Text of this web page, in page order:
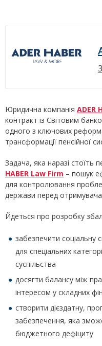
Юридична компанія ADER
контракт із Світовим
одного з ключових
трансформації пенсійної
Задача, яка наразі
HABER Law Firm – пошук
для контролювання
держави перед
Йдеться про розробку
забезпечити соціальну
для спеціальних
суспільства
досягти балансу між
інтересом у складних
створити дієздатну,
забезпечення, яка
бюджетного дефіциту